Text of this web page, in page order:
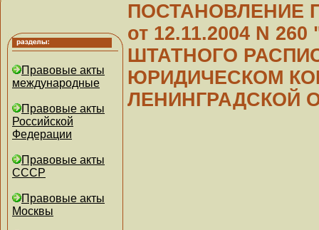
Правовые акты
международные
Правовые акты
Российской
Федерации
Правовые акты
СССР
Правовые акты
Москвы
ПОСТАНОВЛЕНИЕ
от 12.11.2004 N
ШТАТНОГО
ЮРИДИЧЕСКОМ
ЛЕНИНГРАДСКОЙ